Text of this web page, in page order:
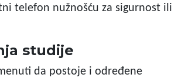
telefon nužnošću za sigurnost ili
studije
da postoje i određene